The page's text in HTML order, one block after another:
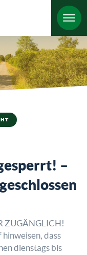
–
ZUGÄNGLICH!
dass
dienstags bis